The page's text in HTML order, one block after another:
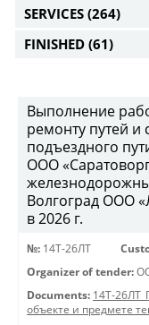
SERVICES (264)
FINISHED (61)
Выполнение
ремонту путей и
подъездного
ООО
Волгоград ООО
в 2026 г.
№: 14Т-26ЛТ
Organizer of tender:
Documents: 14Т-
объекте и предмете